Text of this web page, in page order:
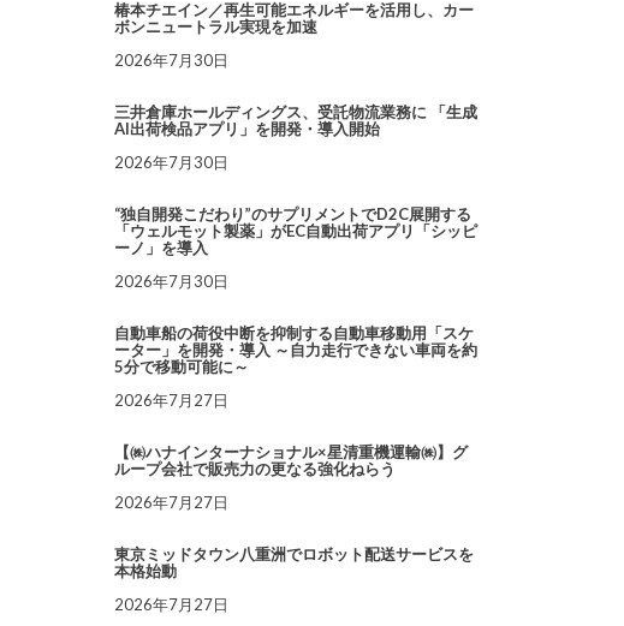
椿本チエイン／再生可能エネルギーを活用し、カー
ボンニュートラル実現を加速
2026年7月30日
三井倉庫ホールディングス、受託物流業務に 「生成
AI出荷検品アプリ」を開発・導入開始
2026年7月30日
“独自開発こだわり”のサプリメントでD2C展開する
「ウェルモット製薬」がEC自動出荷アプリ「シッピ
ーノ」を導入
2026年7月30日
自動車船の荷役中断を抑制する自動車移動用「スケ
ーター」を開発・導入 ～自力走行できない車両を約
5分で移動可能に～
2026年7月27日
【㈱ハナインターナショナル×星清重機運輸㈱】グ
ループ会社で販売力の更なる強化ねらう
2026年7月27日
東京ミッドタウン八重洲でロボット配送サービスを
本格始動
2026年7月27日